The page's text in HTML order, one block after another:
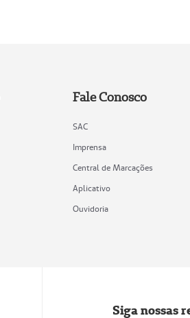
Fale Conosco
SAC
Imprensa
Central de Marcações
Aplicativo
Ouvidoria
Siga nossas